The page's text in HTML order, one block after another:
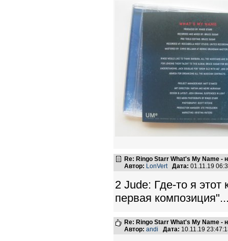
Re: Ringo Starr What's My Name
Автор: LonVert Дата: 01.11.19
2 Jude: Где-то я
первая
Re: Ringo Starr What's My Name
Автор: andi Дата: 10.11.19